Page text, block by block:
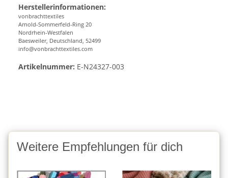
Herstellerinformationen:
vonbrachttextiles
Arnold-Sommerfeld-Ring 20
Nordrhein-Westfalen
Baesweiler, Deutschland, 52499
info@vonbrachttextiles.com
Artikelnummer: E-N24327-003
Weitere Empfehlungen für dich